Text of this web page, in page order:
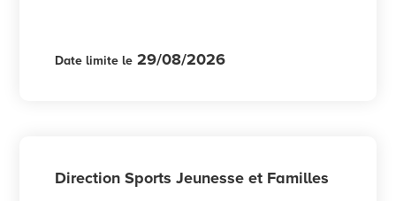
Date limite le 29/08/2026
Direction Sports Jeunesse et Familles